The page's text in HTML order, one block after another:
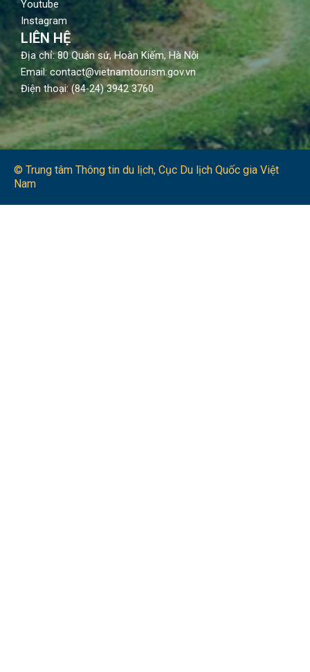
Youtube
Instagram
LIÊN HỆ
Địa chỉ: 80 Quán sứ, Hoàn Kiếm, Hà Nội
Email: contact@vietnamtourism.gov.vn
Điện thoại: (84-24) 3942 3760
© Trung tâm Thông tin du lịch​, Cục Du lịch Quốc gia Việt
Nam